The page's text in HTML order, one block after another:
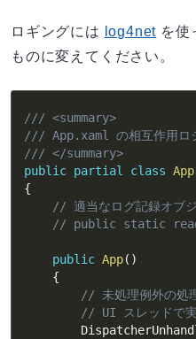
ロギングには log4net を使
ものに変えてください。
/// <summary>
/// App.xaml の相互作用ロ
/// </summary>
public partial class App
{
// 適当なログ記録オブ
// public static
public App( )
{
// 未処理例外の処
// UI スレッドで実